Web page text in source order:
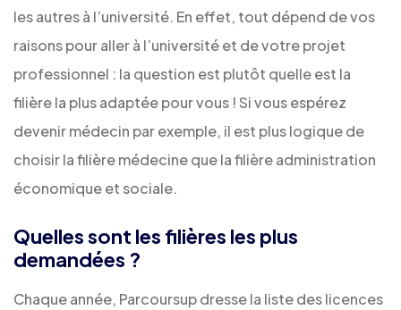
les autres à l’université. En effet, tout dépend de vos
raisons pour aller à l’université et de votre projet
professionnel : la question est plutôt quelle est la
filière la plus adaptée pour vous ! Si vous espérez
devenir médecin par exemple, il est plus logique de
choisir la filière médecine que la filièreadministration
économique et sociale.
Quelles sont les filières les plus
demandées ?
Chaque année, Parcoursup dresse la liste des licences